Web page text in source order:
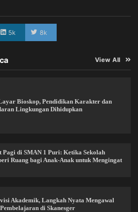
5k 8k
View All
Bioskop, Pendidikan Karakter dan
Lingkungan Dihidupkan
Pagi di SMAN 1 Puri: Ketika Sekolah
Ruang bagi Anak-Anak untuk Mengingat
Akademik, Langkah Nyata Mengawal
di Skanesger